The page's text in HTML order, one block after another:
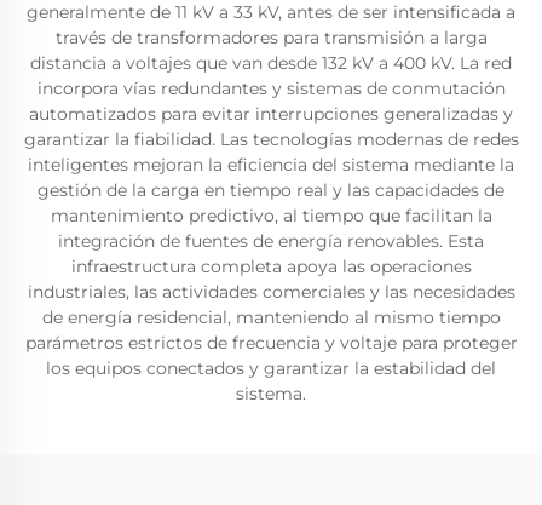
generalmente de 11 kV a 33 kV, antes de ser intensificada a
través de transformadores para transmisión a larga
distancia a voltajes que van desde 132 kV a 400 kV. La red
incorpora vías redundantes y sistemas de conmutación
automatizados para evitar interrupciones generalizadas y
garantizar la fiabilidad. Las tecnologías modernas de redes
inteligentes mejoran la eficiencia del sistema mediante la
gestión de la carga en tiempo real y las capacidades de
mantenimiento predictivo, al tiempo que facilitan la
integración de fuentes de energía renovables. Esta
infraestructura completa apoya las operaciones
industriales, las actividades comerciales y las necesidades
de energía residencial, manteniendo al mismo tiempo
parámetros estrictos de frecuencia y voltaje para proteger
los equipos conectados y garantizar la estabilidad del
sistema.